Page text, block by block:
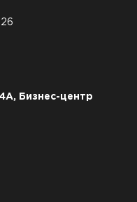
Бизнес-центр